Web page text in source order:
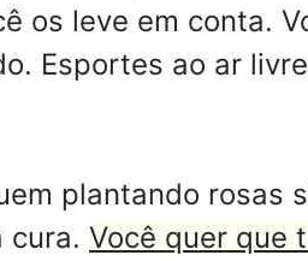
os leve em conta.
Esportes ao ar
plantando rosas
cura. Você quer que